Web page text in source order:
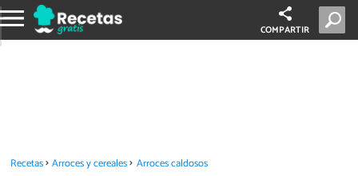
COMPARTIR
Recetas Arroces y cereales Arroces caldosos